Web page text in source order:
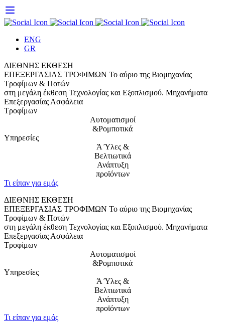
Skip
to
content
ENG
GR
ΔΙΕΘΝΗΣ ΕΚΘΕΣΗ
ΕΠΕΞΕΡΓΑΣΙΑΣ ΤΡΟΦΙΜΩΝ Το αύριο της Βιομηχανίας
Τροφίμων & Ποτών
στη μεγάλη έκθεση Τεχνολογίας και Εξοπλισμού. Μηχανήματα
Επεξεργασίας Ασφάλεια
Τροφίμων
Αυτοματισμοί
&Ρομποτικά
Υπηρεσίες
Ά Ύλες &
Βελτιωτικά
Ανάπτυξη
προϊόντων
Τι είπαν για εμάς
ΔΙΕΘΝΗΣ ΕΚΘΕΣΗ
ΕΠΕΞΕΡΓΑΣΙΑΣ ΤΡΟΦΙΜΩΝ Το αύριο της Βιομηχανίας
Τροφίμων & Ποτών
στη μεγάλη έκθεση Τεχνολογίας και Εξοπλισμού. Μηχανήματα
Επεξεργασίας Ασφάλεια
Τροφίμων
Αυτοματισμοί
&Ρομποτικά
Υπηρεσίες
Ά Ύλες &
Βελτιωτικά
Ανάπτυξη
προϊόντων
Τι είπαν για εμάς